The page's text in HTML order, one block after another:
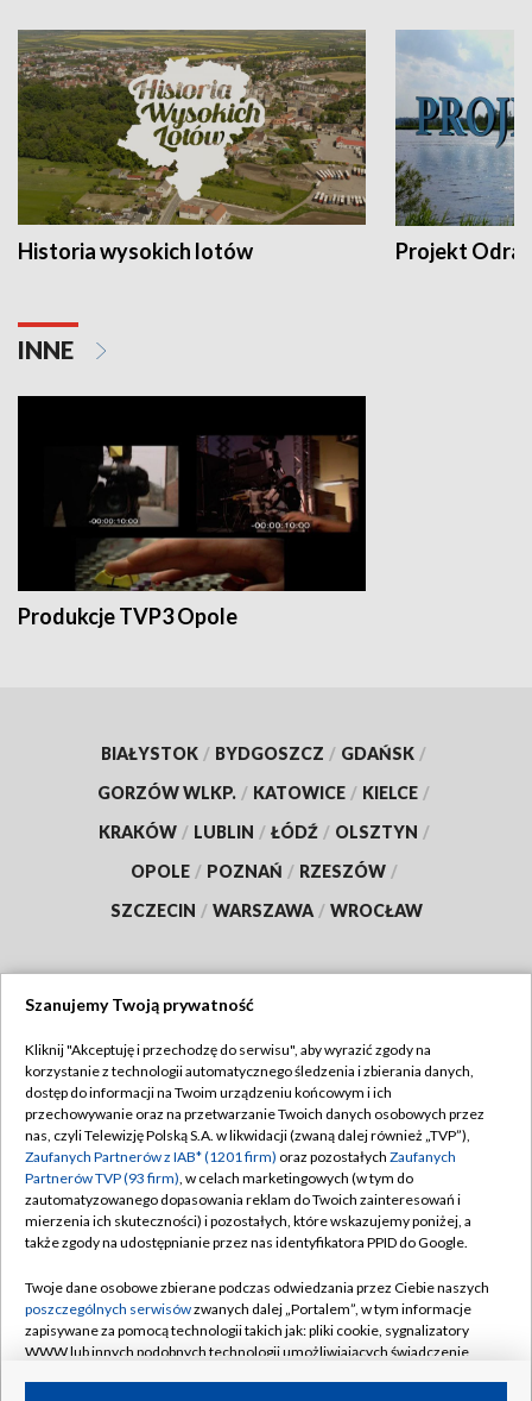
Historia wysokich lotów Projekt Odra
INNE
Produkcje TVP3 Opole
BIAŁYSTOK / BYDGOSZCZ / GDAŃSK /
GORZÓW WLKP. / KATOWICE / KIELCE /
KRAKÓW / LUBLIN / ŁÓDŹ / OLSZTYN /
OPOLE / POZNAŃ / RZESZÓW /
SZCZECIN / WARSZAWA / WROCŁAW
TVP
Abonament TVP
Emisja w TVP
Centrum informacji TVP
Naziemna Telewizja Cyfrowa
Rada Programowa
System NOS
Informacje o nadawcy
Regulamin TVP
Polityka prywatności
Moje zgody
Pomoc
Kontakt
Kanały
Szanujemy Twoją prywatność
Kliknij "Akceptuję i przechodzę do serwisu", aby wyrazić zgody na
korzystanie z technologii automatycznego śledzenia i zbierania danych,
dostęp do informacji na Twoim urządzeniu końcowym i ich
przechowywanie oraz na przetwarzanie Twoich danych osobowych przez
nas, czyli Telewizję Polską S.A. w likwidacji (zwaną dalej również „TVP”),
Zaufanych Partnerów z IAB* (1201 firm) oraz pozostałych Zaufanych
Partnerów TVP (93 firm), w celach marketingowych (w tym do
zautomatyzowanego dopasowania reklam do Twoich zainteresowań i
mierzenia ich skuteczności) i pozostałych, które wskazujemy poniżej, a
także zgody na udostępnianie przez nas identyfikatora PPID do Google.
Twoje dane osobowe zbierane podczas odwiedzania przez Ciebie naszych
poszczególnych serwisówzwanych dalej „Portalem”, w tym informacje
zapisywane za pomocą technologii takich jak: pliki cookie, sygnalizatory
WWW lub innych podobnych technologii umożliwiających świadczenie